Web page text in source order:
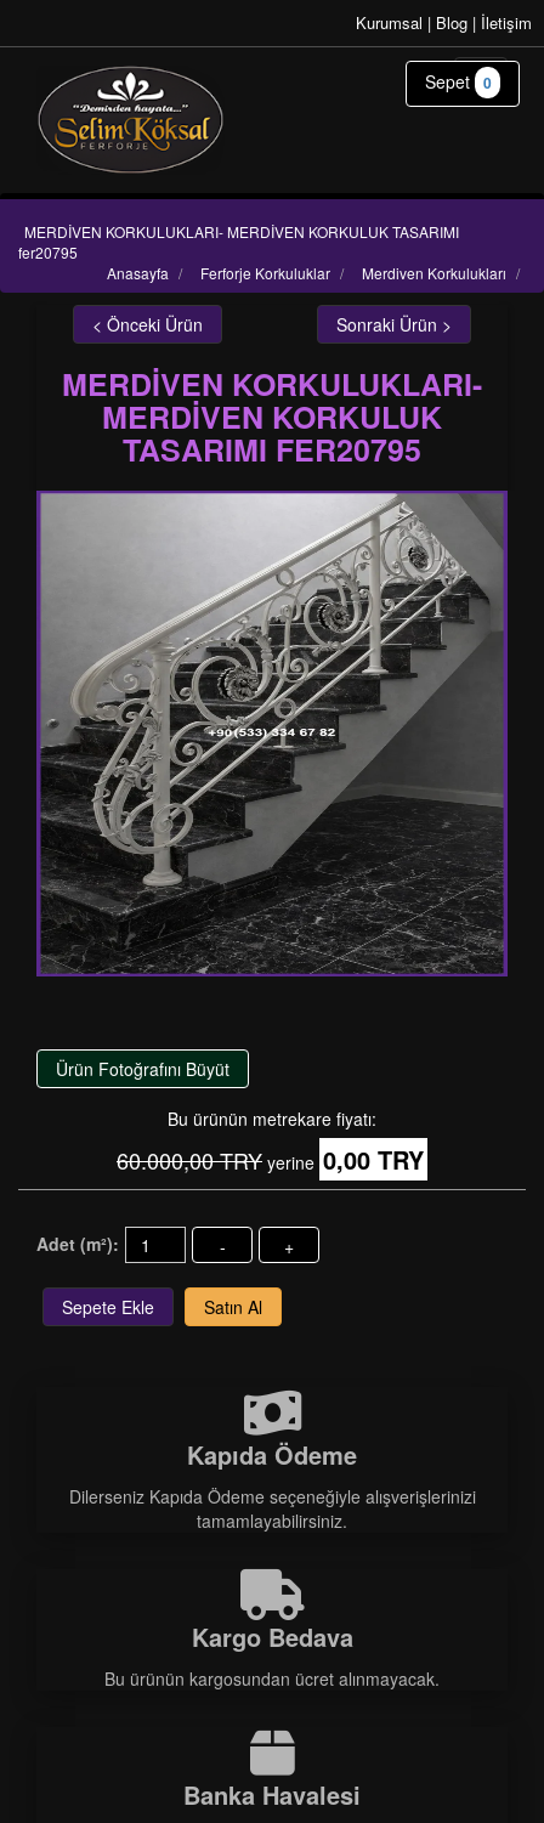
Kurumsal | Blog | İletişim
MERDİVEN KORKULUKLARI- MERDİVEN KORKULUK TASARIMI
fer20795
Merdiven Korkulukları /
Ferforje Korkuluklar /
Anasayfa /
< Önceki Ürün Sonraki Ürün >
MERDİVEN KORKULUKLARI-
MERDİVEN KORKULUK
TASARIMI FER20795
Ürün Fotoğrafını Büyüt
Bu ürünün metrekare fiyatı:
60.000,00 TRY yerine 0,00 TRY
Adet (m²): - +
Sepete Ekle Satın Al
Kapıda Ödeme
Dilerseniz Kapıda Ödeme seçeneğiyle alışverişlerinizi
tamamlayabilirsiniz.
Kargo Bedava
Bu ürünün kargosundan ücret alınmayacak.
Banka Havalesi
Sepet 0